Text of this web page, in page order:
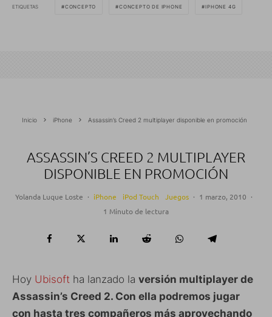
ETIQUETAS CONCEPTO CONCEPTO DE IPHONE IPHONE 4G
Inicio iPhone Assassin’s Creed 2 multiplayer disponible en promoción
ASSASSIN’S CREED 2 MULTIPLAYER
DISPONIBLE EN PROMOCIÓN
Yolanda Luque Loste · iPhone iPod Touch Juegos · 1 marzo, 2010 ·
1 Minuto de lectura
Hoy Ubisoft ha lanzado la versión multiplayer de
Assassin’s Creed 2. Con ella podremos jugar
con hasta tres compañeros más aprovechando